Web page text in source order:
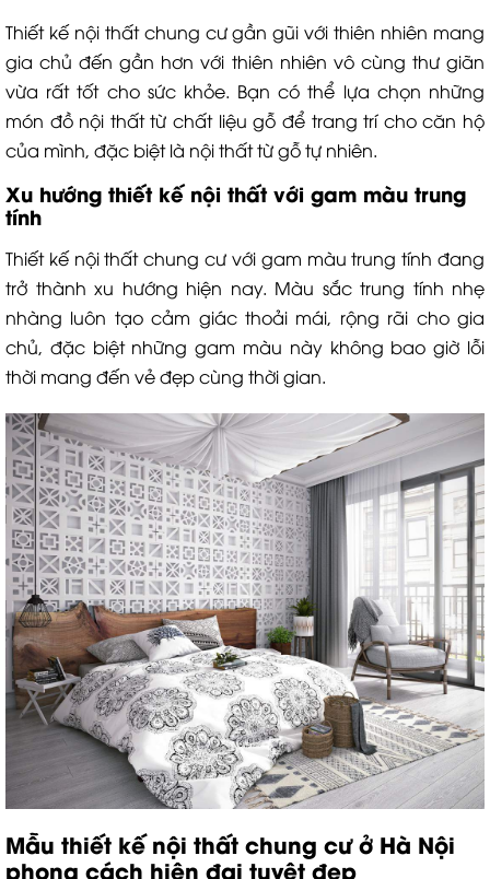
Thiết kế nội thất chung cư gần gũi với thiên nhiên mang
gia chủ đến gần hơn với thiên nhiên vô cùng thư giãn
vừa rất tốt cho sức khỏe. Bạn có thể lựa chọn những
món đồ nội thất từ chất liệu gỗ để trang trí cho căn hộ
của mình, đặc biệt là nội thất từ gỗ tự nhiên.
Xu hướng thiết kế nội thất với gam màu trung
tính
Thiết kế nội thất chung cư với gam màu trung tính đang
trở thành xu hướng hiện nay. Màu sắc trung tính nhẹ
nhàng luôn tạo cảm giác thoải mái, rộng rãi cho gia
chủ, đặc biệt những gam màu này không bao giờ lỗi
thời mang đến vẻ đẹp cùng thời gian.
Mẫu thiết kế nội thất chung cư ở Hà Nội
phong cách hiện đại tuyệt đẹp